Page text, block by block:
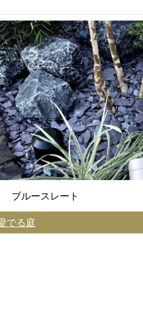
ブルースレート
でる庭